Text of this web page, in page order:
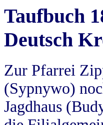
Taufbuch
Deutsch
Zur Pfarrei
(Sypnywo)
Jagdhaus